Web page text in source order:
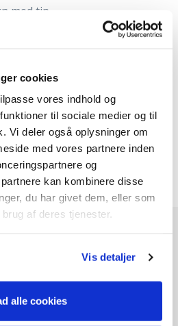
cookies
vores indhold og
til sociale medier og til
Vi deler også oplysninger om
med vores partnere inden
og
kan kombinere disse
du har givet dem, eller som
af deres tjenester.
Vis detaljer
alle cookies
med tip
(1A)